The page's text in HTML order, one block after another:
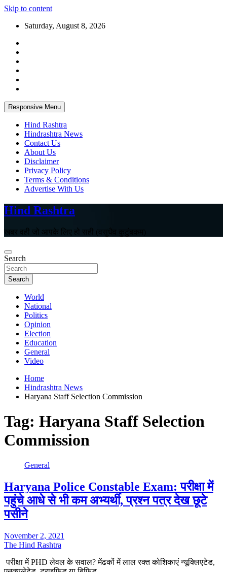
Skip to content
Saturday, August 8, 2026
Responsive Menu
Hind Rashtra
Hindrashtra News
Contact Us
About Us
Disclaimer
Privacy Policy
Terms & Conditions
Advertise With Us
Hind Rashtra
खबर वही जो आपके लिए हो सही (वसुधैव कुटुंबकम)
Search
Search
World
National
Politics
Opinion
Election
Education
General
Video
Home
Hindrashtra News
Haryana Staff Selection Commission
Tag: Haryana Staff Selection
Commission
General
Haryana Police Constable Exam: परीक्षा में
पहुंचे आधे से भी कम अभ्यर्थी, प्रश्न पत्र देख छूटे
पसीने
November 2, 2021
The Hind Rashtra
परीक्षा में PHD लेवल के सवाल? मेंढकों में लाल रक्त कोशिकाएं न्यूक्लिएटेड,